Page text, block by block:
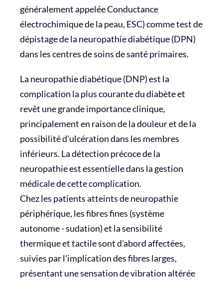
généralement appelée Conductance
électrochimique de la peau, ESC) comme test de
dépistage de la neuropathie diabétique (DPN)
dans les centres de soins de santé primaires.
La neuropathie diabétique (DNP) est la
complication la plus courante du diabète et
revêt une grande importance clinique,
principalement en raison de la douleur et de la
possibilité d'ulcération dans les membres
inférieurs. La détection précoce de la
neuropathie est essentielle dans la gestion
médicale de cette complication.
Chez les patients atteints de neuropathie
périphérique, les fibres fines (système
autonome - sudation) et la sensibilité
thermique et tactile sont d'abord affectées,
suivies par l'implication des fibres larges,
présentant une sensation de vibration altérée